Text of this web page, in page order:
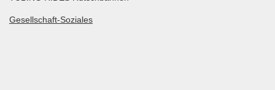
Gesellschaft-Soziales